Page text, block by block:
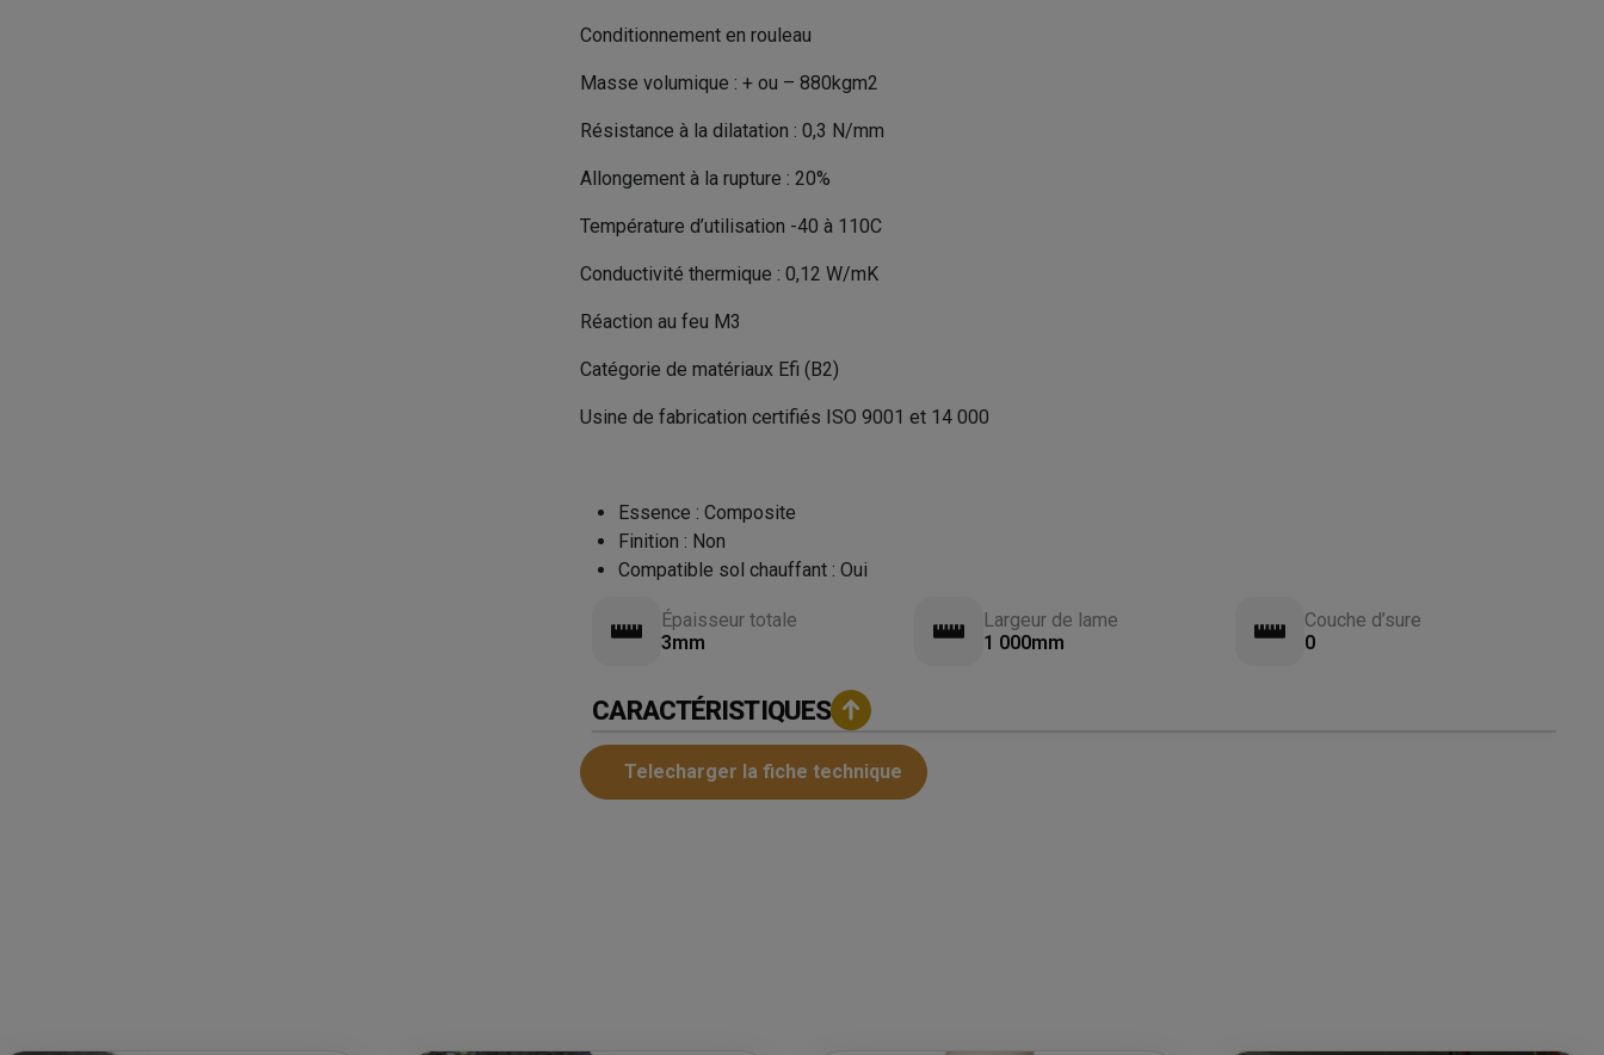
Conditionnement en rouleau
Masse volumique : + ou – 880kgm2
Résistance à la dilatation : 0,3 N/mm
Allongement à la rupture : 20%
Température d’utilisation -40 à 110C
Conductivité thermique : 0,12 W/mK
Réaction au feu M3
Catégorie de matériaux Efi (B2)
Usine de fabrication certifiés ISO 9001 et 14 000
Essence :Composite
Finition : Non
Compatible sol chauffant :Oui
Épaisseur totale
3mm
Largeur de lame
1 000mm
Couche d’sure
0
CARACTÉRISTIQUES
Telecharger la fiche technique